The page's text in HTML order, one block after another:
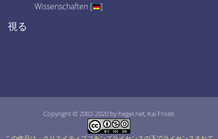
Wissenschaften [
]
視る
Copyright © 2002-2020 by hegel.net, Kai Froeb